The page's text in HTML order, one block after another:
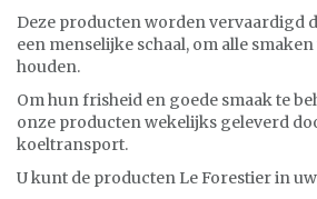
Deze producten worden vervaardigd
een menselijke schaal, om alle
houden.
Om hun frisheid en goede smaak te
onze producten wekelijks geleverd
koeltransport.
U kunt de producten Le Forestier in